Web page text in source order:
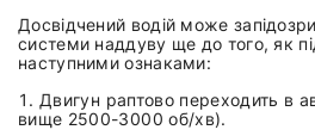
Досвідчений водій може
системи наддуву ще до того, як
наступними ознаками:
Двигун раптово переходить в
вище 2500-3000 об/хв).